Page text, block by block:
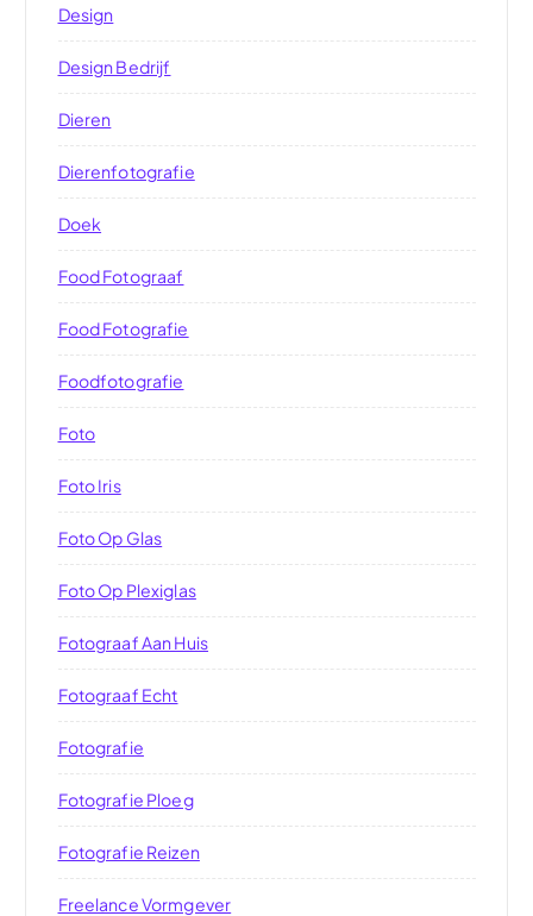
Design
Design Bedrijf
Dieren
Dierenfotografie
Doek
Food Fotograaf
Food Fotografie
Foodfotografie
Foto
Foto Iris
Foto Op Glas
Foto Op Plexiglas
Fotograaf Aan Huis
Fotograaf Echt
Fotografie
Fotografie Ploeg
Fotografie Reizen
Freelance Vormgever